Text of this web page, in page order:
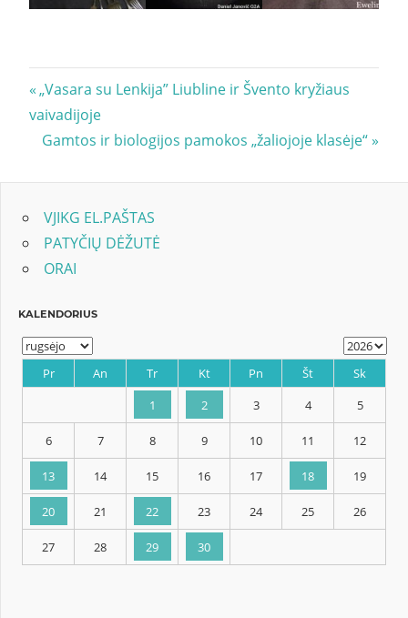
Navigacija
tarp
Previous
Post:
„Vasara su Lenkija” Liubline ir Švento kryžiaus
vaivadijoje
Next
Gamtos ir biologijos pamokos „žaliojoje klasėje“
VJIKG EL.PAŠTAS
PATYČIŲ DĖŽUTĖ
ORAI